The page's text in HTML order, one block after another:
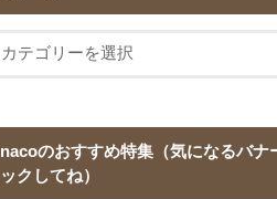
nacoのおすすめ特集（気になるバナ
ックしてね）